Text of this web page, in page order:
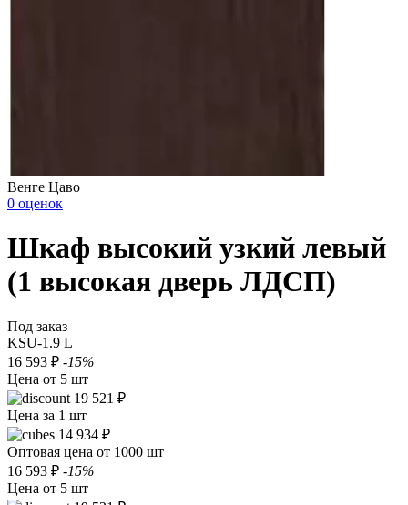
Венге Цаво
0 оценок
Шкаф высокий узкий левый
(1 высокая дверь ЛДСП)
Под заказ
KSU-1.9 L
16 593 ₽ -15%
Цена от 5 шт
19 521 ₽
Цена за 1 шт
14 934 ₽
Оптовая цена от 1000 шт
16 593 ₽ -15%
Цена от 5 шт